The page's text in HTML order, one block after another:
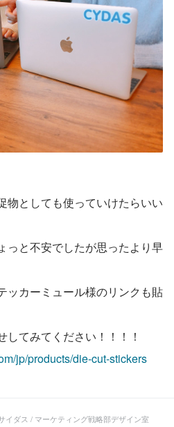
物としても使っていけたらいい
っと不安でしたが思ったより早
ッカーミュール様のリンクも貼
てみてください！！！！
jp/products/die-cut-stickers
イダス / マーケティング戦略部デザイン室